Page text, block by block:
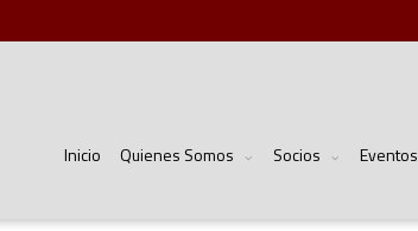
Inicio Quienes Somos Socios